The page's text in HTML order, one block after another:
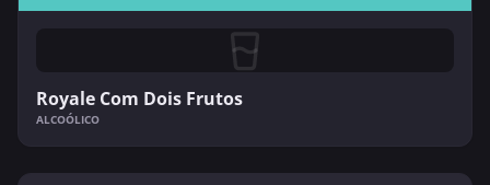
Royale Com Dois Frutos
ALCOÓLICO